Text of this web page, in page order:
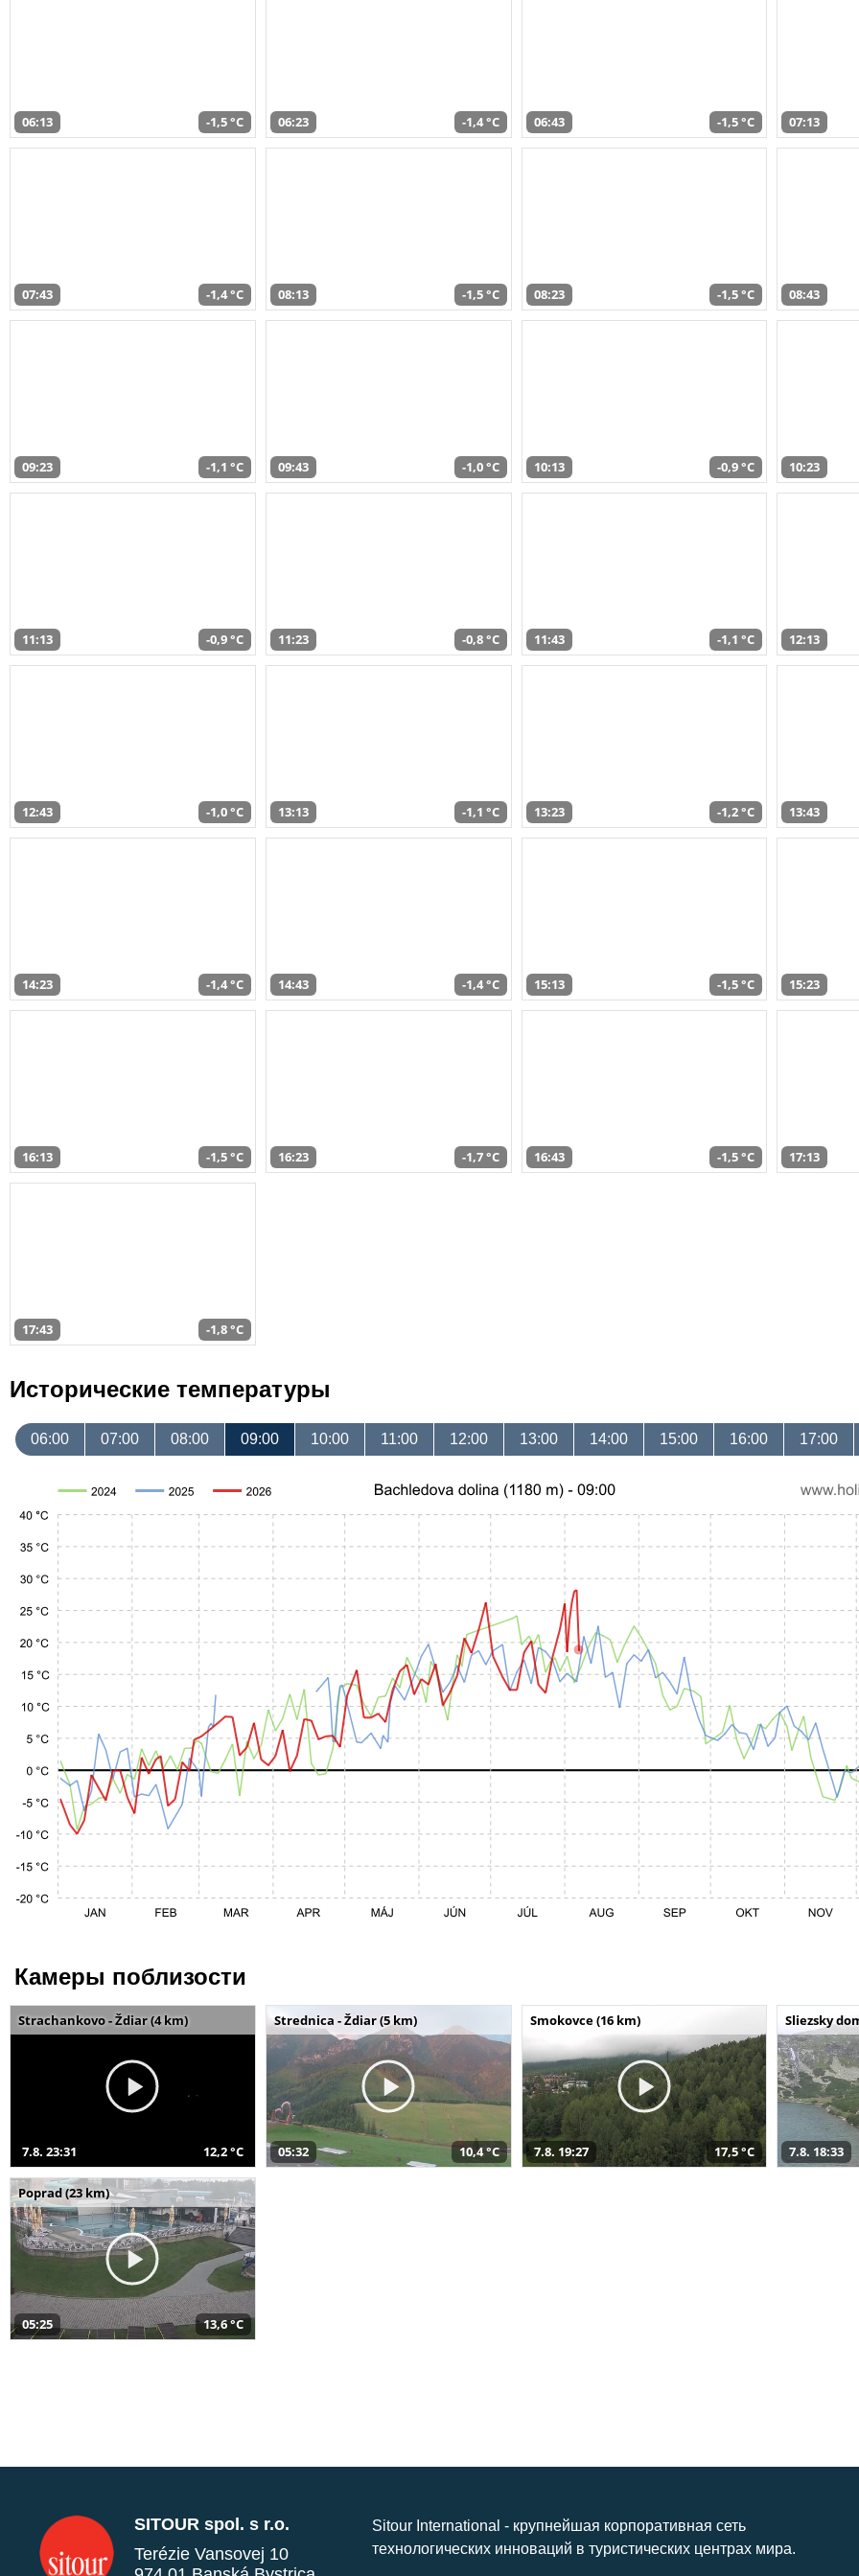
06:13 -1,5 °C 06:23 -1,4 °C 06:43 -1,5 °C 07:13
07:43 -1,4 °C 08:13 -1,5 °C 08:23 -1,5 °C 08:43
09:23 -1,1 °C 09:43 -1,0 °C 10:13 -0,9 °C 10:23
11:13 -0,9 °C 11:23 -0,8 °C 11:43 -1,1 °C 12:13
12:43 -1,0 °C 13:13 -1,1 °C 13:23 -1,2 °C 13:43
14:23 -1,4 °C 14:43 -1,4 °C 15:13 -1,5 °C 15:23
16:13 -1,5 °C 16:23 -1,7 °C 16:43 -1,5 °C 17:13
17:43 -1,8 °C
Исторические температуры
06:00 07:00 08:00 09:00 10:00 11:00 12:00 13:00 14:00 15:00 16:00 17:00
Камеры поблизости
Strachankovo - Ždiar (4 km)
7.8. 23:31 12,2 °C
Strednica - Ždiar (5 km)
05:32 10,4 °C
Smokovce (16 km)
7.8. 19:27 17,5 °C
Sliezsky
7.8. 18:33
Poprad (23 km)
05:25 13,6 °C
SITOUR spol. s r.o.
Terézie Vansovej 10
Sitour International - крупнейшая корпоративная сеть
технологических инноваций в туристических центрах мира.